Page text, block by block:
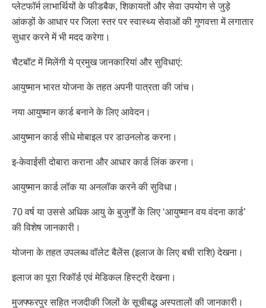
प्लेटफॉर्म लाभार्थियों के फीडबैक, शिकायतों और सेवा उपयोग से जुड़े
आंकड़ों के आधार पर जिला स्तर पर स्वास्थ्य सेवाओं की गुणवत्ता में लगातार
सुधार करने में भी मदद करेगा।
चैटबॉट में मिलेंगी ये प्रमुख जानकारियां और सुविधाएं:
आयुष्मान भारत योजना के तहत अपनी पात्रता की जांच।
नया आयुष्मान कार्ड बनाने के लिए आवेदन।
आयुष्मान कार्ड सीधे मोबाइल पर डाउनलोड करना।
इ-केवाईसी दोबारा कराना और आधार कार्ड लिंक करना।
आयुष्मान कार्ड लॉक या अनलॉक करने की सुविधा।
70 वर्ष या उससे अधिक आयु के बुजुर्गों के लिए ‘आयुष्मान वय वंदना कार्ड’
की विशेष जानकारी।
योजना के तहत उपलब्ध वॉलेट बैलेंस (इलाज के लिए बची राशि) देखना।
इलाज का पूरा रिकॉर्ड एवं मेडिकल हिस्ट्री देखना।
मुजफ्फरपुर सहित नजदीकी जिलों के सूचीबद्ध अस्पतालों की जानकारी।